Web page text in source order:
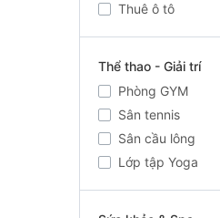
Thuê ô tô
Thể thao - Giải trí
Phòng GYM
Sân tennis
Sân cầu lông
Lớp tập Yoga